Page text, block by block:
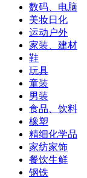
数码、电脑
美妆日化
运动户外
家装、建材
鞋
玩具
童装
男装
食品、饮料
橡塑
精细化学品
家纺家饰
餐饮生鲜
钢铁